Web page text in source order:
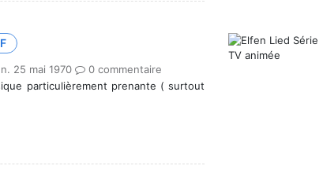
25 mai 1970
0 commentaire
particulièrement prenante ( surtout